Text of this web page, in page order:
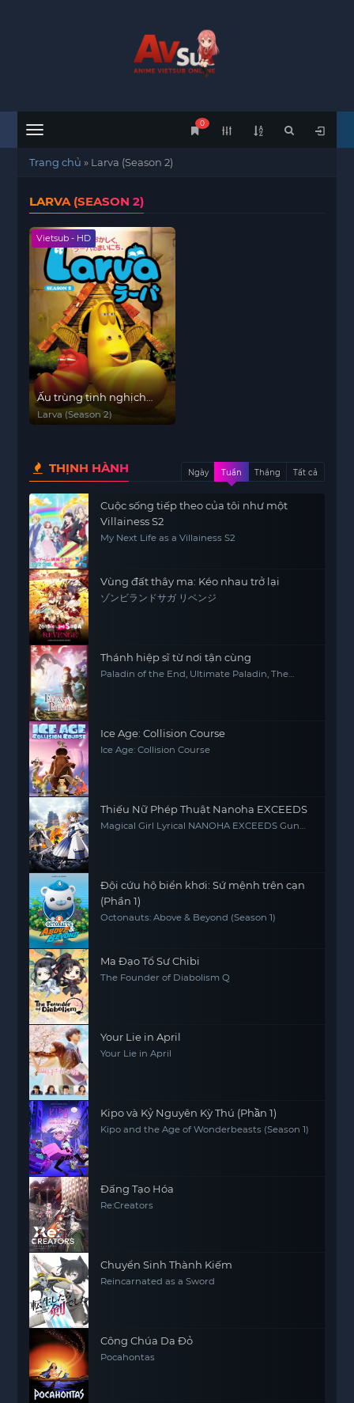
Menu
0
Trang chủ » Larva (Season 2)
LARVA (SEASON 2)
Vietsub - HD
Ấu trùng tinh nghịch
(Phần 2)
Larva (Season 2)
THỊNH HÀNH Ngày Tuần Tháng Tất cả
Cuộc sống tiếp theo của tôi như một
Villainess S2
My Next Life as a Villainess S2
Vùng đất thây ma: Kéo nhau trở lại
ゾンビランドサガ リベンジ
Thánh hiệp sĩ từ nơi tận cùng
Paladin of the End, Ultimate Paladin, The
Ice Age: Collision Course
Ice Age: Collision Course
Thiếu Nữ Phép Thuật Nanoha EXCEEDS
Magical Girl Lyrical NANOHA EXCEEDS Gun
Đội cứu hộ biển khơi: Sứ mệnh trên cạn
(Phần 1)
Octonauts: Above & Beyond (Season 1)
Ma Đạo Tổ Sư Chibi
The Founder of Diabolism Q
Your Lie in April
Your Lie in April
Kipo và Kỷ Nguyên Kỳ Thú (Phần 1)
Kipo and the Age of Wonderbeasts (Season 1)
Đấng Tạo Hóa
Re:Creators
Chuyển Sinh Thành Kiếm
Reincarnated as a Sword
Công Chúa Da Đỏ
Pocahontas